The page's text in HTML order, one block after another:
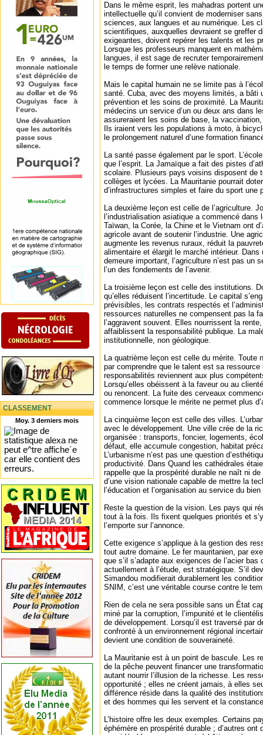
CLASSEMENT
Moy. 3 derniers mois
Dans le même esprit, les mahadras portent
intellectuelle qu’il convient de moderniser
sciences, aux langues et au numérique. Les
scientifiques, auxquelles devraient se greffer
exigeantes, doivent repérer les talents et les
Lorsque les professeurs manquent en
langues, il est sage de recruter
le temps de former une relève nationale.
Mais le capital humain ne se limite pas à
santé. Cuba, avec des moyens limités, a bâti
prévention et les soins de proximité. La
médecins un service d’un ou deux ans dans
assureraient les soins de base, la
Ils iraient vers les populations à moto, à
le prolongement naturel d’une formation
La santé passe également par le sport.
que l’esprit. La Jamaïque a fait des pistes
scolaire. Plusieurs pays voisins disposent de
collèges et lycées. La Mauritanie pourrait
d’infrastructures simples et faire du sport une
La deuxième leçon est celle de l’agriculture.
l’industrialisation asiatique a commencé
Taïwan, la Corée, la Chine et le Vietnam ont
agricole avant de soutenir l’industrie. Une
augmente les revenus ruraux, réduit la
alimentaire et élargit le marché intérieur.
demeure important, l’agriculture n’est pas un
l’un des fondements de l’avenir.
La troisième leçon est celle des institutions.
qu’elles réduisent l’incertitude. Le capital
prévisibles, les contrats respectés et
ressources naturelles ne compensent pas la
l’aggravent souvent. Elles nourrissent la
affaiblissent la responsabilité publique. La
institutionnelle, non géologique.
La quatrième leçon est celle du mérite. Toute
par comprendre que le talent est sa
responsabilités reviennent aux plus
Lorsqu’elles obéissent à la faveur ou au
ou renoncent. La fuite des cerveaux
commence lorsque le mérite ne permet plus
La cinquième leçon est celle des villes.
avec le développement. Une ville crée de la
organisée : transports, foncier, logements,
défaut, elle accumule congestion, habitat
L’urbanisme n’est pas une question
productivité. Dans Quand les cathédrales
rappelle que la prospérité durable ne naît ni
d’une vision nationale capable de mettre la
l’éducation et l’organisation au service du
Reste la question de la vision. Les pays qui
tout à la fois. Ils fixent quelques priorités et
l’emporte sur l’annonce.
Cette exigence s’applique à la gestion des
tout autre domaine. Le fer mauritanien, par
que s’il s’adapte aux exigences de l’acier bas
actuellement à l’étude, est stratégique. S’il
Simandou modifierait durablement les
SNIM, c’est une véritable course contre le
Rien de cela ne sera possible sans un État
miné par la corruption, l’impunité et le
de développement. Lorsqu’il est traversé par
confronté à un environnement régional
devient une condition de souveraineté.
La Mauritanie est à un point de bascule. Les
de la pêche peuvent financer une
autant nourrir l’illusion de la richesse. Les
opportunité ; elles ne créent jamais, à elles
différence réside dans la qualité des
et des hommes qui les servent et la
L’histoire offre les deux exemples. Certains
éphémère en prospérité durable ; d’autres